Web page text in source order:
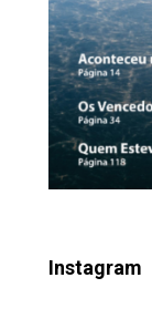
Instagram